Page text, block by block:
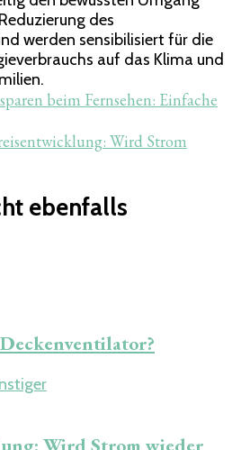
des
werden sensibilisiert für die
auf das Klima und
beim Fernsehen: Einfache
Wird Strom
ebenfalls
Wird Strom wieder